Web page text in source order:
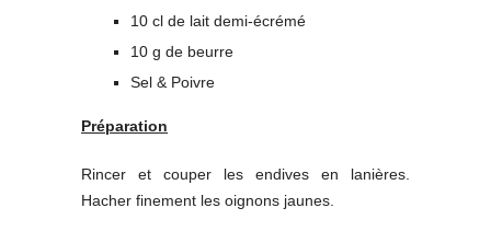
10 cl de lait demi-écrémé
10 g de beurre
Sel & Poivre
Préparation
Rincer et couper les endives en lanières.
Hacher finement les oignons jaunes.